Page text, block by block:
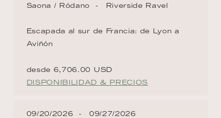
Saona / Ródano Riverside Ravel
Escapada al sur de Francia: de Lyon a
Aviñón
desde 6,706.00 USD
DISPONIBILIDAD & PRECIOS
09/20/2026 09/27/2026